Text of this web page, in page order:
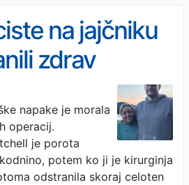
na jajčniku
zdrav
ji je
napake je morala
operacij.
je porota
potem ko ji je kirurginja
odstranila skoraj celoten